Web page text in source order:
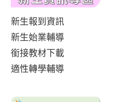
新生報到資訊
新生始業輔導
銜接教材下載
適性轉學輔導